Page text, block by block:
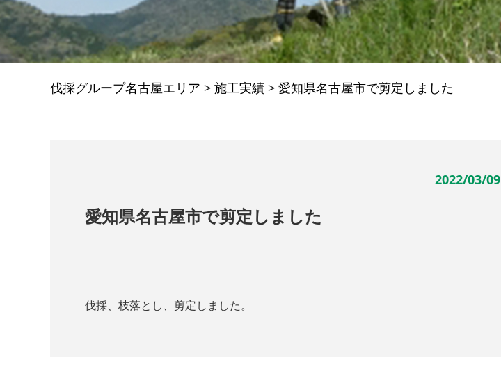
伐採グループ名古屋エリア > 施工実績 > 愛知県名古屋市で剪定しました
2022/03/09
愛知県名古屋市で剪定しました
伐採、枝落とし、剪定しました。